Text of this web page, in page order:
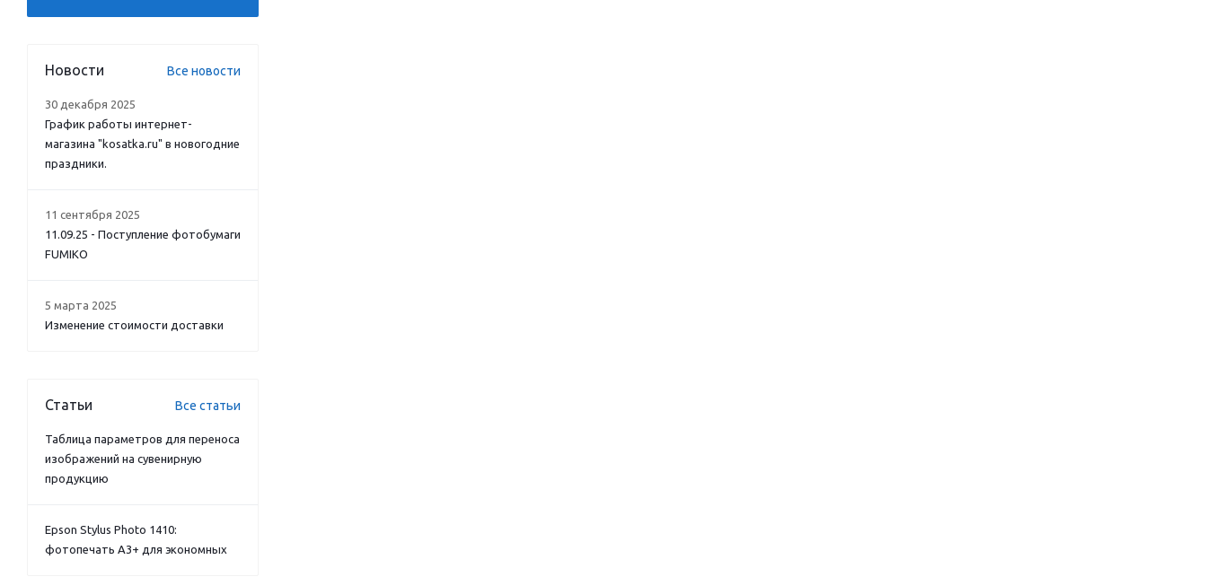
Новости Все новости
30 декабря 2025
График работы интернет-
магазина "kosatka.ru" в новогодние
праздники.
11 сентября 2025
11.09.25 - Поступление фотобумаги
FUMIKO
5 марта 2025
Изменение стоимости доставки
Статьи Все статьи
Таблица параметров для переноса
изображений на сувенирную
продукцию
Epson Stylus Photo 1410:
фотопечать А3+ для экономных